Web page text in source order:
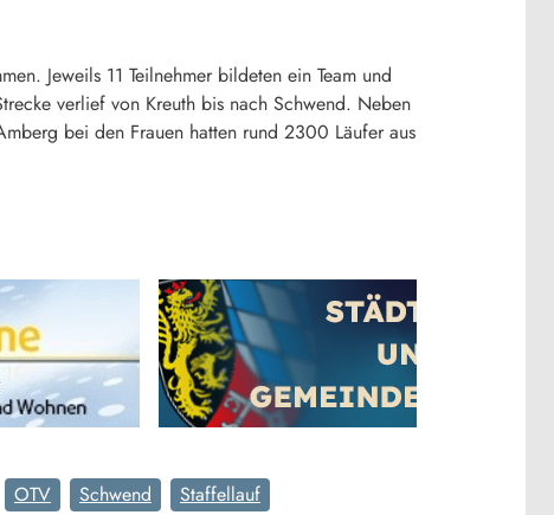
Jeweils 11 Teilnehmer bildeten ein Team und
verlief von Kreuth bis nach Schwend. Neben
bei den Frauen hatten rund 2300 Läufer aus
OTV Schwend Staffellauf